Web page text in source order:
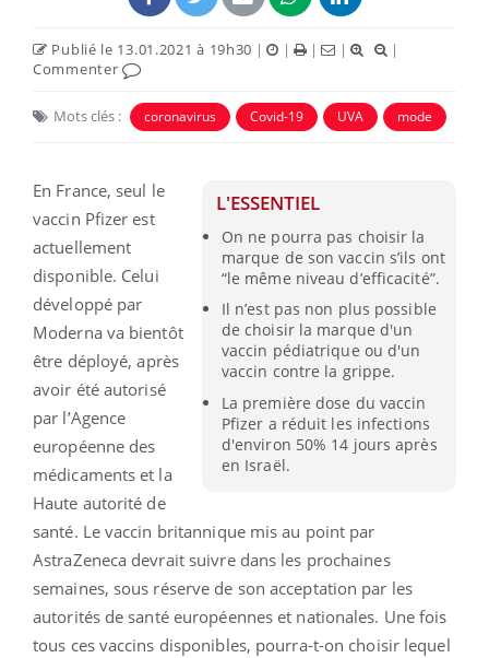
Publié le 13.01.2021 à 19h30 | | | |
|
Commenter
Mots clés : coronavirus Covid-19 UVA mode
L'ESSENTIEL
On ne pourra pas choisir la
marque de son vaccin s’ils ont
“le même niveau d’efficacité”.
Il n’est pas non plus possible
de choisir la marque d'un
vaccin pédiatrique ou d'un
vaccin contre la grippe.
La première dose du vaccin
Pfizer a réduit les infections
d'environ 50% 14 jours après
en Israël.
En France, seul le
vaccin Pfizer est
actuellement
disponible. Celui
développé par
Moderna va bientôt
être déployé, après
avoir été autorisé
par l’Agence
européenne des
médicaments et la
Haute autorité de
santé. Le vaccin britannique mis au point par
AstraZeneca devrait suivre dans les prochaines
semaines, sous réserve de son acceptation par les
autorités de santé européennes et nationales. Une fois
tous ces vaccins disponibles, pourra-t-on choisir lequel